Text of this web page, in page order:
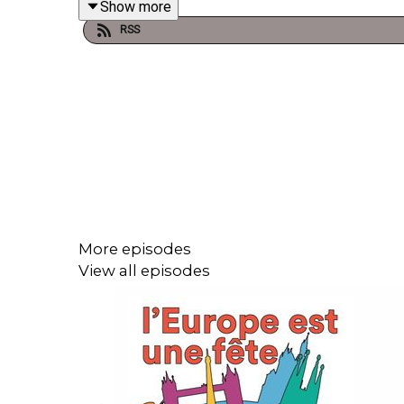
- Ale (Espagne)
et Cassia (Pologne) pour sa première
Show more
RSS
More episodes
View all episodes